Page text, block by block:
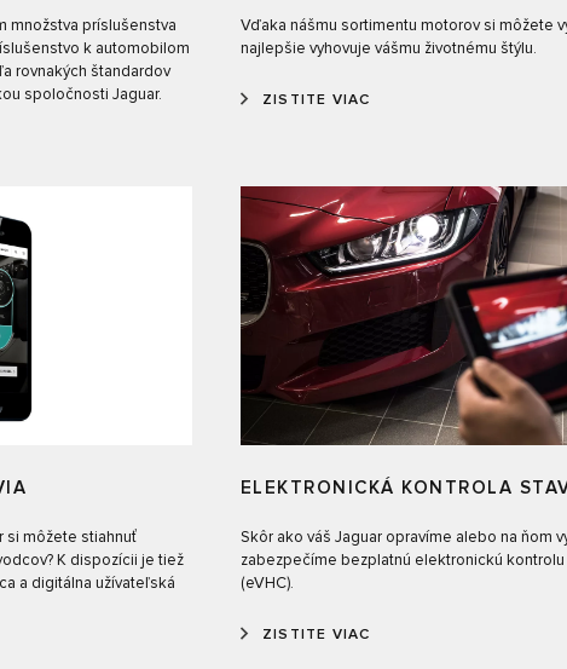
množstva príslušenstva
k automobilom
rovnakých štandardov
spoločnosti Jaguar.
Vďaka nášmu sortimentu motorov si môžete
najlepšie vyhovuje vášmu životnému štýlu.
ZISTITE VIAC
si môžete stiahnuť
K dispozícii je tiež
a digitálna užívateľská
ELEKTRONICKÁ KONTROLA
Skôr ako váš Jaguar opravíme alebo na ňom
zabezpečíme bezplatnú elektronickú kontrolu
(eVHC).
ZISTITE VIAC